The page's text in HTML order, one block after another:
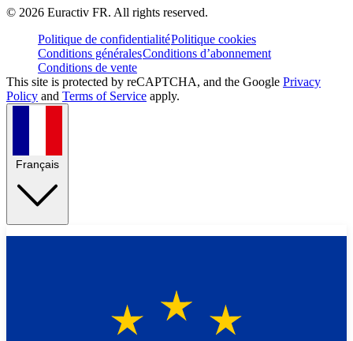
© 2026 Euractiv FR. All rights reserved.
Politique de confidentialitéPolitique cookies
Conditions généralesConditions d’abonnement
Conditions de vente
This site is protected by reCAPTCHA, and the Google Privacy
Policy and Terms of Service apply.
Français